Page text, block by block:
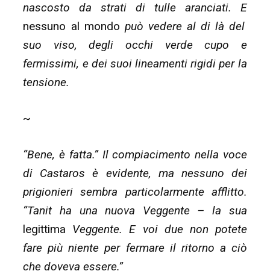
nascosto da strati di tulle aranciati. E
nessuno al mondo può vedere al di là del
suo viso, degli occhi verde cupo e
fermissimi, e dei suoi lineamenti rigidi per la
tensione.
~
“Bene, è fatta.” Il compiacimento nella voce
di Castaros è evidente, ma nessuno dei
prigionieri sembra particolarmente afflitto.
“Tanit ha una nuova Veggente – la sua
legittima Veggente. E voi due non potete
fare più niente per fermare il ritorno a ciò
che doveva essere.”